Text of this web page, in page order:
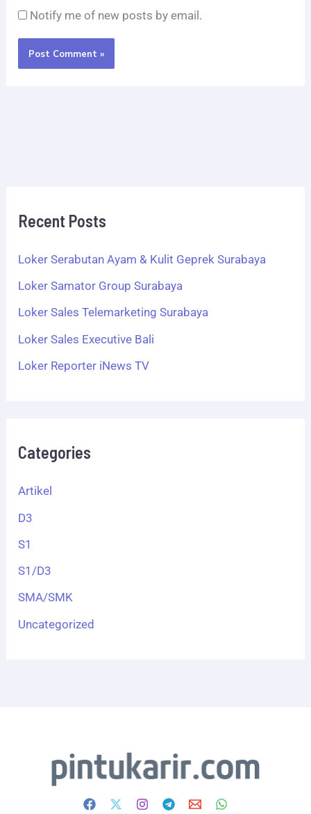
Notify me of new posts by email.
Recent Posts
Loker Serabutan Ayam & Kulit Geprek Surabaya
Loker Samator Group Surabaya
Loker Sales Telemarketing Surabaya
Loker Sales Executive Bali
Loker Reporter iNews TV
Categories
Artikel
D3
S1
S1/D3
SMA/SMK
Uncategorized